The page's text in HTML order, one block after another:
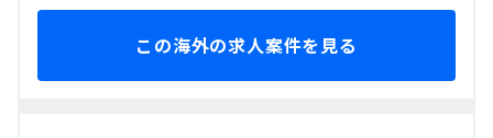
この海外の求人案件を見る